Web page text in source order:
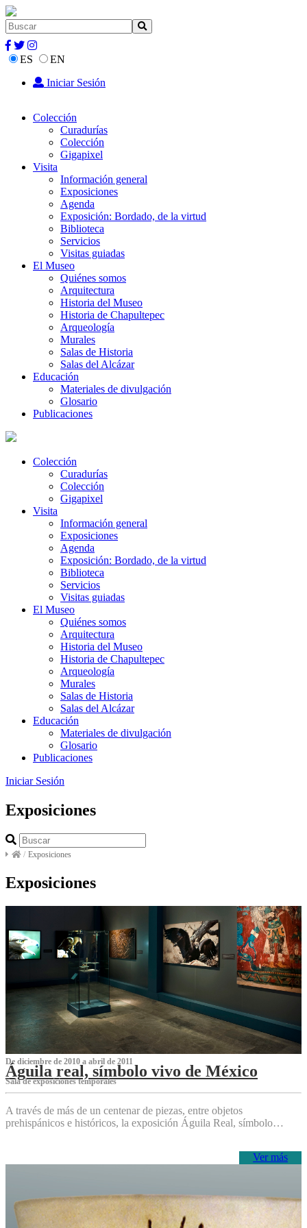
ES
EN
Iniciar Sesión
Colección
Curadurías
Colección
Gigapixel
Visita
Información general
Exposiciones
Agenda
Exposición: Bordado, de la virtud
Biblioteca
Servicios
Visitas guiadas
El Museo
Quiénes somos
Arquitectura
Historia del Museo
Historia de Chapultepec
Arqueología
Murales
Salas de Historia
Salas del Alcázar
Educación
Materiales de divulgación
Glosario
Publicaciones
Colección
Curadurías
Colección
Gigapixel
Visita
Información general
Exposiciones
Agenda
Exposición: Bordado, de la virtud
Biblioteca
Servicios
Visitas guiadas
El Museo
Quiénes somos
Arquitectura
Historia del Museo
Historia de Chapultepec
Arqueología
Murales
Salas de Historia
Salas del Alcázar
Educación
Materiales de divulgación
Glosario
Publicaciones
Iniciar Sesión
Exposiciones
/ Exposiciones
Exposiciones
De diciembre de 2010 a abril de 2011
Águila real, símbolo vivo de México
Sala de exposiciones temporales
A través de más de un centenar de piezas, entre objetos
prehispánicos e históricos, la exposición Águila Real, símbolo…
Ver más